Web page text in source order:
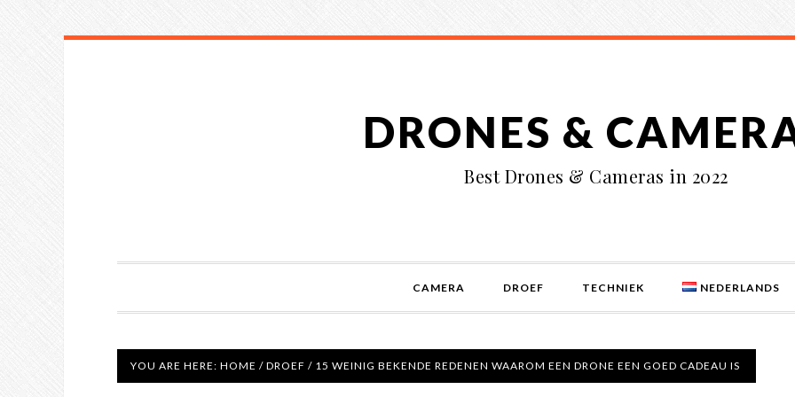
DRONES &
Best Drones & Cameras in 2022
CAMERA DROEF TECHNIEK NEDERLANDS
YOU ARE HERE: HOME / DROEF / 15 WEINIG BEKENDE REDENEN WAAROM EEN DRONE EEN GOED CADEAU IS